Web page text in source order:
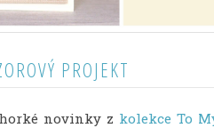
PROJEKT
novinky z kolekce To